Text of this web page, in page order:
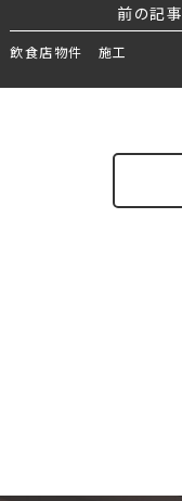
前の記事
飲食店物件 施工